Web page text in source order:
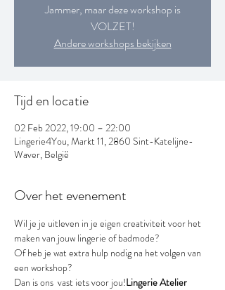
Jammer, maar deze workshop is
VOLZET!
Andere workshops bekijken
Tijd en locatie
02 Feb 2022, 19:00 – 22:00
Lingerie4You, Markt 11, 2860 Sint-Katelijne-
Waver, België
Over het evenement
Wil je je uitleven in je eigen creativiteit voor het
maken van jouw lingerie of badmode?
Of heb je wat extra hulp nodig na het volgen van
een workshop?
Dan is ons vast iets voor jou!Lingerie Atelier